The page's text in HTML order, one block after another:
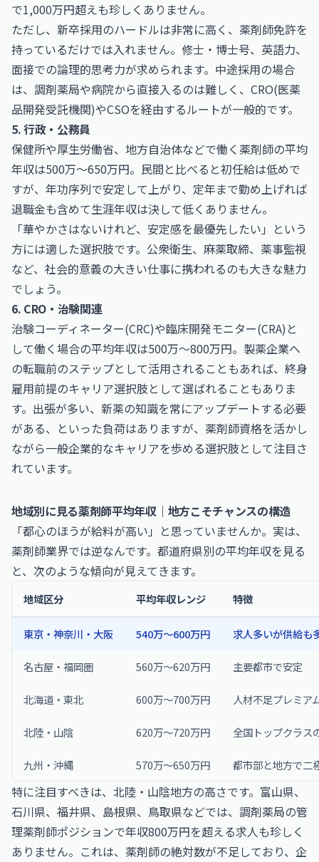
で1,000万円超えも珍しくありません。
ただし、新卒採用のハードルは非常に高く、薬剤師免許を
持っているだけでは入れません。修士・博士号、英語力、
面接での論理的思考力が求められます。中途採用の場合
は、調剤薬局や病院から直接入るのは難しく、CRO(医薬
品開発受託機関)やCSOを経由するルートが一般的です。
5. 行政・公務員
保健所や厚生労働省、地方自治体などで働く薬剤師の平均
年収は500万〜650万円。民間と比べると初任給は低めで
すが、年功序列で安定して上がり、定年まで勤め上げれば
退職金も含めて生涯年収は決して低くありません。
「華やかさはないけれど、安定感を最優先したい」という
方には適した選択肢です。公衆衛生、麻薬取締、薬事監視
など、社会的意義の大きい仕事に携われるのも大きな魅力
でしょう。
6. CRO・治験関連
治験コーディネーター(CRC)や臨床開発モニター(CRA)と
して働く場合の平均年収は500万〜800万円。製薬企業へ
の転職前のステップとして活用されることもあれば、終身
雇用前提のキャリア選択肢として選ばれることもありま
す。出張が多い、新薬の知識を常にアップデートする必要
がある、といった負荷はありますが、薬剤師資格を活かし
ながら一般企業的なキャリアを歩める選択肢として注目さ
れています。
地域別に見る薬剤師平均年収｜地方こそチャンスの構造
「都心のほうが給料が高い」と思っていませんか。実は、
薬剤師業界では逆なんです。都道府県別の平均年収を見る
と、次のような傾向が見えてきます。
地域区分 平均年収レンジ 特徴
東京・神奈川・大阪 540万〜600万円 求人多いが供給も
名古屋・福岡圏 560万〜620万円 主要都市で安定
北海道・東北 600万〜700万円 人材不足プレミア
北陸・山陰 620万〜720万円 全国トップクラス
九州・沖縄 570万〜650万円 都市部と地方で二
特に注目すべきは、北陸・山陰地方の高さです。富山県、
石川県、福井県、島根県、鳥取県などでは、調剤薬局の管
理薬剤師ポジションで年収800万円を超える求人も珍しく
ありません。これは、薬剤師の絶対数が不足しており、企